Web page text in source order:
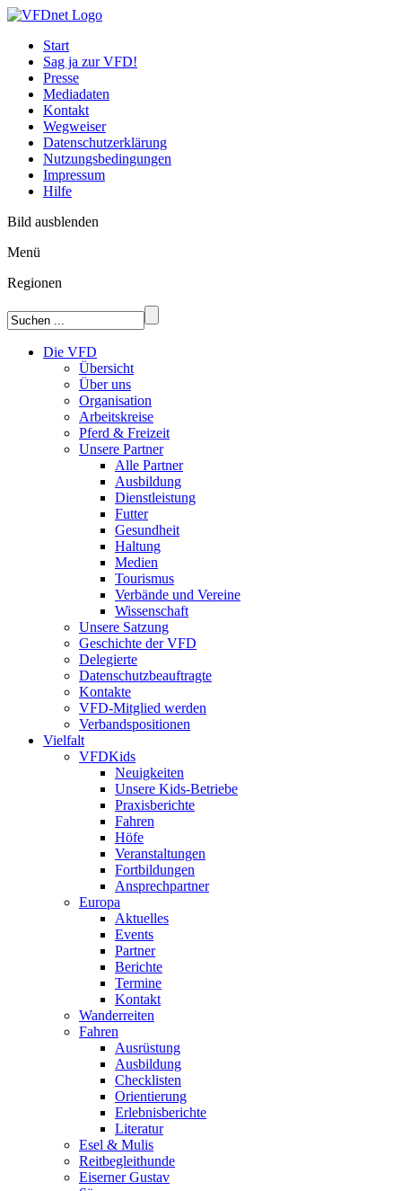
Start
Sag ja zur VFD!
Presse
Mediadaten
Kontakt
Wegweiser
Datenschutzerklärung
Nutzungsbedingungen
Impressum
Hilfe
Bild ausblenden
Menü
Regionen
Die VFD
Übersicht
Über uns
Organisation
Arbeitskreise
Pferd & Freizeit
Unsere Partner
Alle Partner
Ausbildung
Dienstleistung
Futter
Gesundheit
Haltung
Medien
Tourismus
Verbände und Vereine
Wissenschaft
Unsere Satzung
Geschichte der VFD
Delegierte
Datenschutzbeauftragte
Kontakte
VFD-Mitglied werden
Verbandspositionen
Vielfalt
VFDKids
Neuigkeiten
Unsere Kids-Betriebe
Praxisberichte
Fahren
Höfe
Veranstaltungen
Fortbildungen
Ansprechpartner
Europa
Aktuelles
Events
Partner
Berichte
Termine
Kontakt
Wanderreiten
Fahren
Ausrüstung
Ausbildung
Checklisten
Orientierung
Erlebnisberichte
Literatur
Esel & Mulis
Reitbegleithunde
Eiserner Gustav